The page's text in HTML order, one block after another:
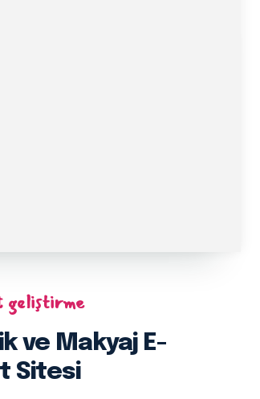
ve Makyaj E-
Sitesi